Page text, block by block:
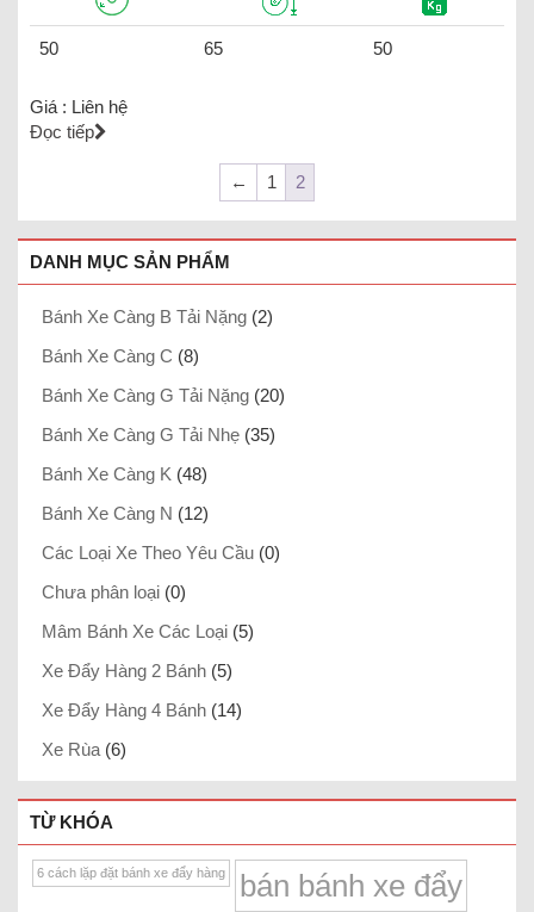
50 65 50
Giá : Liên hệ
Đọc tiếp
← 1 2
DANH MỤC SẢN PHẨM
Bánh Xe Càng B Tải Nặng (2)
Bánh Xe Càng C (8)
Bánh Xe Càng G Tải Nặng (20)
Bánh Xe Càng G Tải Nhẹ (35)
Bánh Xe Càng K (48)
Bánh Xe Càng N (12)
Các Loại Xe Theo Yêu Cầu (0)
Chưa phân loại (0)
Mâm Bánh Xe Các Loại (5)
Xe Đẩy Hàng 2 Bánh (5)
Xe Đẩy Hàng 4 Bánh (14)
Xe Rùa (6)
TỪ KHÓA
6 cách lặp đặt bánh xe đẩy hàng bán bánh xe đẩy